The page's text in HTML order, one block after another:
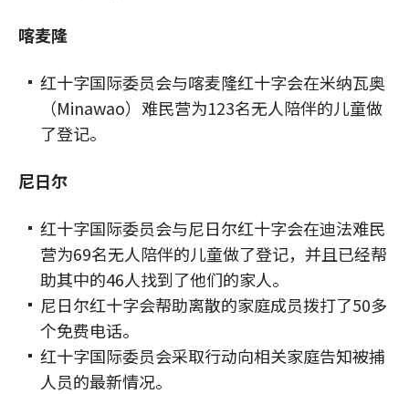
喀麦隆
红十字国际委员会与喀麦隆红十字会在米纳瓦奥
（Minawao）难民营为123名无人陪伴的儿童做
了登记。
尼日尔
红十字国际委员会与尼日尔红十字会在迪法难民
营为69名无人陪伴的儿童做了登记，并且已经帮
助其中的46人找到了他们的家人。
尼日尔红十字会帮助离散的家庭成员拨打了50多
个免费电话。
红十字国际委员会采取行动向相关家庭告知被捕
人员的最新情况。